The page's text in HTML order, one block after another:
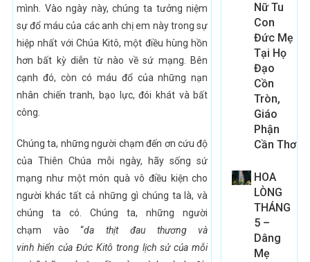
mình. Vào ngày này, chúng ta tưởng niệm
sự đổ máu của các anh chị em này trong sự
hiệp nhất với Chúa Kitô, một điều hùng hồn
hơn bất kỳ diễn từ nào về sứ mạng. Bên
cạnh đó, còn có máu đổ của những nạn
nhân chiến tranh, bạo lực, đói khát và bất
công.
Chúng ta, những người chạm đến ơn cứu độ
của Thiên Chúa mỗi ngày, hãy sống sứ
mạng như một món quà vô điều kiện cho
người khác tất cả những gì chúng ta là, và
chúng ta có. Chúng ta, những người
chạm vào “da thịt đau thươngvà
vinh hiển củaĐức Kitô trong lịch sửcủa mỗi
Nữ Tu
Con
Đức Mẹ
Tại Họ
Đạo
Cồn
Tròn,
Giáo
Phận
Cần Thơ
HOA
LÒNG
THÁNG
5 –
Dâng
Mẹ